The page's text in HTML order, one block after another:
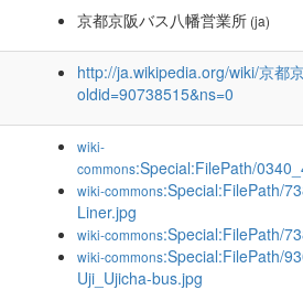
京都京阪バス八幡営業所 (ja)
http://ja.wikipedia.org/wiki/京都
oldid=90738515&ns=0
wiki-
commons:Special:FilePath/
wiki-commons:Special:FilePath/
Liner.jpg
wiki-commons:Special:FilePath/
wiki-commons:Special:FilePath/
Uji_Ujicha-bus.jpg